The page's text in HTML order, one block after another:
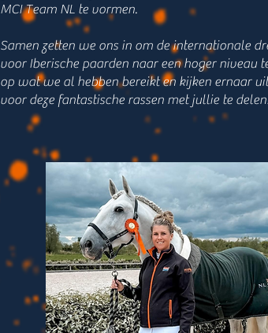
MCI Team NL te vormen.
Samen zetten we ons in om de internationale
voor Iberische paarden naar een hoger niveau
op wat we al hebben bereikt en kijken ernaar
voor deze fantastische rassen met jullie te